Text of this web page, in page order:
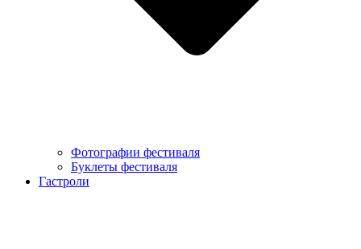
Фотографии фестиваля
Буклеты фестиваля
Гастроли